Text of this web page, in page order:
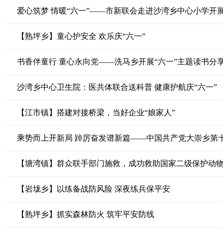
爱心筑梦 情暖“六一”——市新联会走进沙湾乡中心小学开
【熟坪乡】童心护安全 欢乐庆“六一”
书香伴童行 童心永向党——洗马乡开展“六一”主题读书分
沙湾乡中心卫生院：医共体联合送科普 健康护航庆“六一”
【江市镇】搭建对接桥梁，当好企业“娘家人”
乘势而上开新局 踔厉奋发谱新篇——中国共产党大崇乡第
【塘湾镇】群众联手部门施救，成功救助国家二级保护动
【岩垅乡】以练备战防风险 深夜练兵保平安
【熟坪乡】抓实森林防火 筑牢平安防线